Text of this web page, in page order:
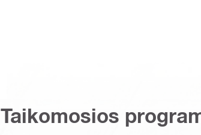
Taikomosios